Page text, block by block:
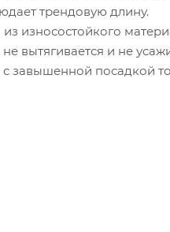
трендовую длину.
износостойкого
не вытягивается и не
завышенной посадкой